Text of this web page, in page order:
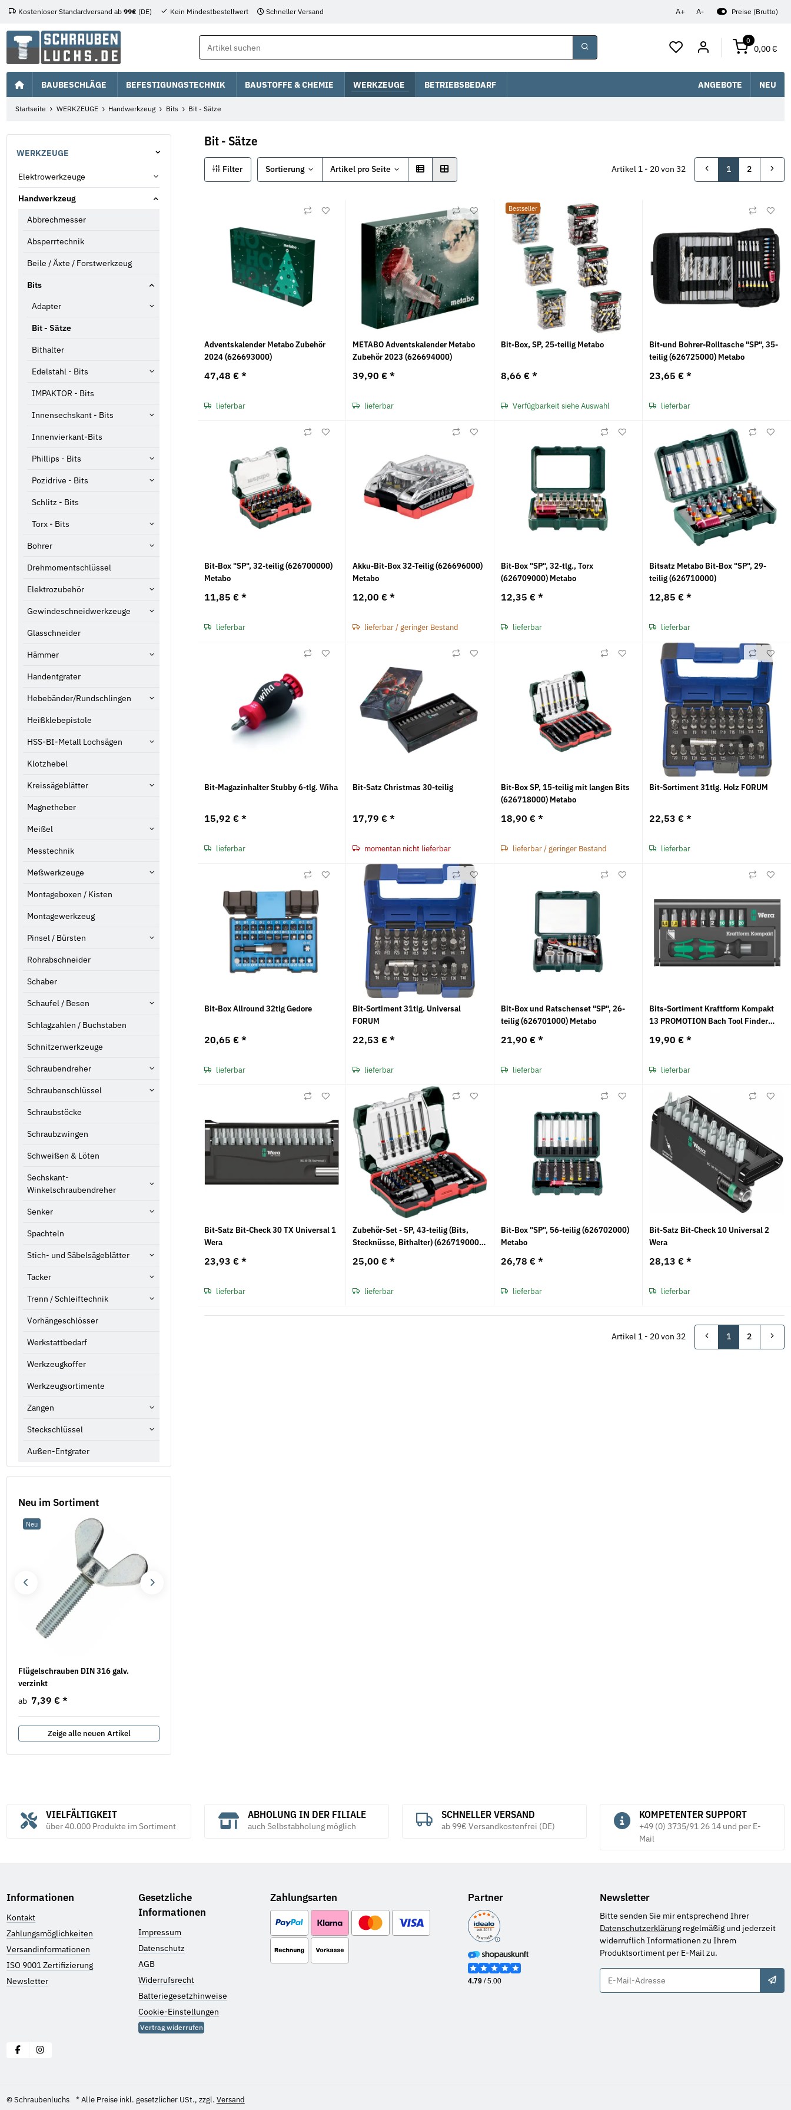
A+ A- Preise (Brutto)
Kostenloser Standardversand ab 99€ (DE) Kein Mindestbestellwert Schneller Versand
0
0,00 €
BAUBESCHLÄGE BEFESTIGUNGSTECHNIK BAUSTOFFE & CHEMIE WERKZEUGE BETRIEBSBEDARF ANGEBOTE NEU
Startseite WERKZEUGE Handwerkzeug Bits Bit - Sätze
Bit - Sätze
Filter Sortierung Artikel pro Seite Artikel 1 - 20 von 32 1 2
Adventskalender Metabo Zubehör
2024 (626693000)
47,48 €*
lieferbar
METABO Adventskalender Metabo
Zubehör 2023 (626694000)
39,90 €*
lieferbar
Bestseller
Bit-Box, SP, 25-teilig Metabo
8,66 €*
Verfügbarkeit siehe Auswahl
Bit-und Bohrer-Rolltasche "SP", 35-
teilig (626725000) Metabo
23,65 €*
lieferbar
Bit-Box "SP", 32-teilig (626700000)
Metabo
11,85 €*
lieferbar
Akku-Bit-Box 32-Teilig (626696000)
Metabo
12,00 €*
lieferbar / geringer Bestand
Bit-Box "SP", 32-tlg., Torx
(626709000) Metabo
12,35 €*
lieferbar
Bitsatz Metabo Bit-Box "SP", 29-
teilig (626710000)
12,85 €*
lieferbar
Bit-Magazinhalter Stubby 6-tlg. Wiha
15,92 €*
lieferbar
Bit-Satz Christmas 30-teilig
17,79 €*
momentan nicht lieferbar
Bit-Box SP, 15-teilig mit langen Bits
(626718000) Metabo
18,90 €*
lieferbar / geringer Bestand
Bit-Sortiment 31tlg. Holz FORUM
22,53 €*
lieferbar
Bit-Box Allround 32tlg Gedore
20,65 €*
lieferbar
Bit-Sortiment 31tlg. Universal
FORUM
22,53 €*
lieferbar
Bit-Box und Ratschenset "SP", 26-
teilig (626701000) Metabo
21,90 €*
lieferbar
Bits-Sortiment Kraftform Kompakt
13 PROMOTION Bach Tool Finder
19,90 €*
lieferbar
Bit-Satz Bit-Check 30 TX Universal 1
Wera
23,93 €*
lieferbar
Zubehör-Set - SP, 43-teilig (Bits,
Stecknüsse, Bithalter) (626719000)
25,00 €*
lieferbar
Bit-Box "SP", 56-teilig (626702000)
Metabo
26,78 €*
lieferbar
Bit-Satz Bit-Check 10 Universal 2
Wera
28,13 €*
lieferbar
Artikel 1 - 20 von 32 1 2
WERKZEUGE
Elektrowerkzeuge
Handwerkzeug
Abbrechmesser
Absperrtechnik
Beile / Äxte / Forstwerkzeug
Bits
Adapter
Bit - Sätze
Bithalter
Edelstahl - Bits
IMPAKTOR - Bits
Innensechskant - Bits
Innenvierkant-Bits
Phillips - Bits
Pozidrive - Bits
Schlitz - Bits
Torx - Bits
Bohrer
Drehmomentschlüssel
Elektrozubehör
Gewindeschneidwerkzeuge
Glasschneider
Hämmer
Handentgrater
Hebebänder/Rundschlingen
Heißklebepistole
HSS-BI-Metall Lochsägen
Klotzhebel
Kreissägeblätter
Magnetheber
Meißel
Messtechnik
Meßwerkzeuge
Montageboxen / Kisten
Montagewerkzeug
Pinsel / Bürsten
Rohrabschneider
Schaber
Schaufel / Besen
Schlagzahlen / Buchstaben
Schnitzerwerkzeuge
Schraubendreher
Schraubenschlüssel
Schraubstöcke
Schraubzwingen
Schweißen & Löten
Sechskant-
Winkelschraubendreher
Senker
Spachteln
Stich- und Säbelsägeblätter
Tacker
Trenn / Schleiftechnik
Vorhängeschlösser
Werkstattbedarf
Werkzeugkoffer
Werkzeugsortimente
Zangen
Steckschlüssel
Außen-Entgrater
Neu im Sortiment
Neu
Flügelschrauben DIN 316 galv.
verzinkt
ab 7,39 € *
Zeige alle neuen Artikel
VIELFÄLTIGKEIT
über 40.000 Produkte im Sortiment
ABHOLUNG IN DER FILIALE
auch Selbstabholung möglich
SCHNELLER VERSAND
ab 99€ Versandkostenfrei (DE)
KOMPETENTER SUPPORT
+49 (0) 3735/91 26 14 und per E-
Mail
Informationen
Kontakt
Zahlungsmöglichkeiten
Versandinformationen
ISO 9001 Zertifizierung
Newsletter
Gesetzliche
Informationen
Impressum
Datenschutz
AGB
Widerrufsrecht
Batteriegesetzhinweise
Cookie-Einstellungen
Vertrag widerrufen
Zahlungsarten Partner Newsletter
Bitte senden Sie mir entsprechend Ihrer
Datenschutzerklärung regelmäßig und jederzeit
widerruflich Informationen zu Ihrem
Produktsortiment per E-Mail zu.
© Schraubenluchs * Alle Preise inkl. gesetzlicher USt., zzgl. Versand